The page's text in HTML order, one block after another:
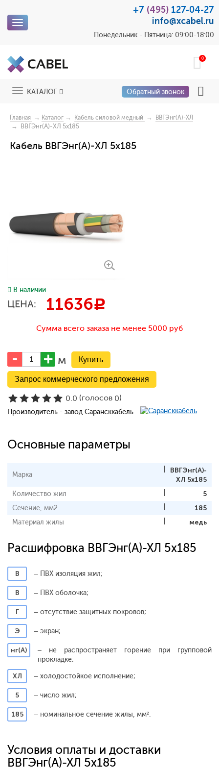
Toggle
+7 (495) 127-04-27
info@xcabel.ru
Понедельник - Пятница: 09:00-18:00
0
ToggleКАТАЛОГ Обратный звонок
Главная → Каталог → Кабель силовой медный → ВВГЭнг(А)-ХЛ
→ ВВГЭнг(А)-ХЛ 5x185
Кабель ВВГЭнг(А)-ХЛ 5x185
В наличии
ЦЕНА: 11636c
Сумма всего заказа не менее 5000 руб
м
Запрос коммерческого предложения
0.0 (голосов 0)
Производитель - завод Сарансккабель
Основные параметры
Марка
ВВГЭнг(А)-
ХЛ 5x185
Количество жил
5
Сечение, мм2
185
Материал жилы
медь
Расшифровка ВВГЭнг(А)-ХЛ 5x185
В – ПВХ изоляция жил;
В – ПВХ оболочка;
Г – отсутствие защитных покровов;
Э – экран;
нг(А)
– не распространяет горение при групповой
прокладке;
ХЛ
– холодостойкое исполнение;
5 – число жил;
185 – номинальное сечение жилы, мм².
Условия оплаты и доставки
ВВГЭнг(А)-ХЛ 5x185